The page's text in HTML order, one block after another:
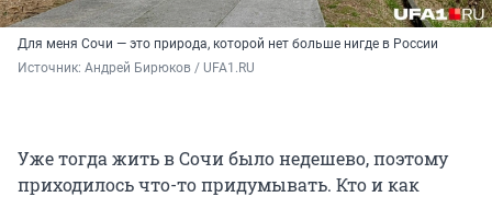
Для меня Сочи — это природа, которой нет больше нигде в России
Источник: Андрей Бирюков / UFA1.RU
Уже тогда жить в Сочи было недешево, поэтому
приходилось что-то придумывать. Кто и как